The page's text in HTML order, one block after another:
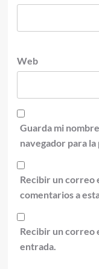
Web
Guarda mi
navegador para
Recibir un correo
comentarios a
Recibir un correo
entrada.